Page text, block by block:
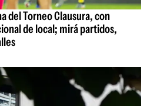
del Torneo Clausura, con
de local; mirá partidos,